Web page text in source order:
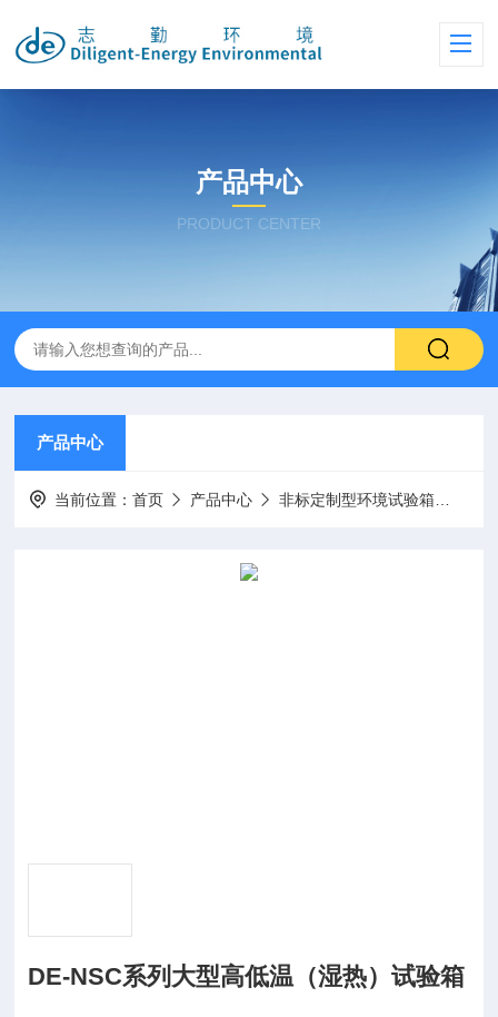
产品中心
PRODUCT CENTER
产品中心
当前位置：首页 产品中心 非标定制型环境试验箱
DE-NSC系列大型高低温（湿热）试验箱